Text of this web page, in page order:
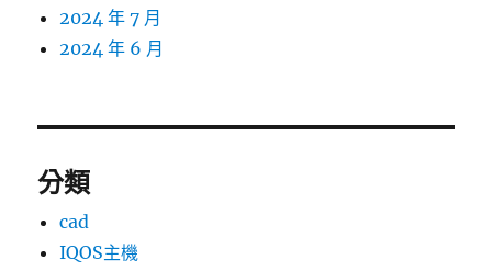
2024 年 7 月
2024 年 6 月
分類
cad
IQOS主機